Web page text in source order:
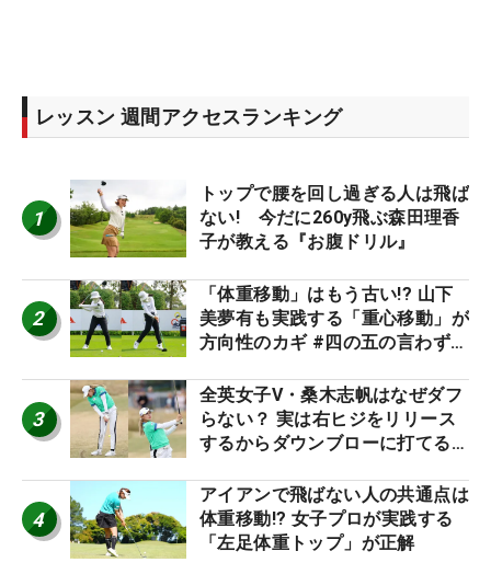
レッスン 週間アクセスランキング
1
トップで腰を回し過ぎる人は飛ば
ない! 今だに260y飛ぶ森田理香
子が教える『お腹ドリル』
2
「体重移動」はもう古い!? 山下
美夢有も実践する「重心移動」が
方向性のカギ #四の五の言わず振
3
全英女子V・桑木志帆はなぜダフ
らない？ 実は右ヒジをリリース
するからダウンブローに打てる #
4
アイアンで飛ばない人の共通点は
体重移動!? 女子プロが実践する
「左足体重トップ」が正解